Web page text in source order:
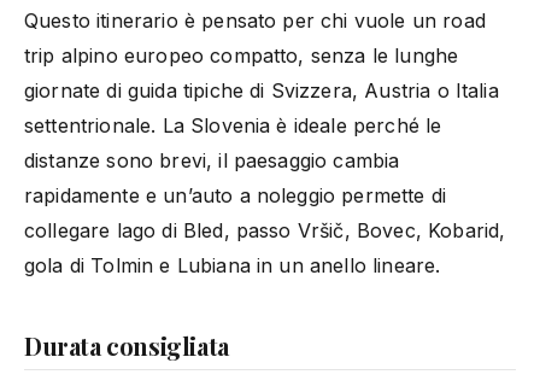
Questo itinerario è pensato per chi vuole un road
trip alpino europeo compatto, senza le lunghe
giornate di guida tipiche di Svizzera, Austria o Italia
settentrionale. La Slovenia è ideale perché le
distanze sono brevi, il paesaggio cambia
rapidamente e un’auto a noleggio permette di
collegare lago di Bled, passo Vršič, Bovec, Kobarid,
gola di Tolmin e Lubiana in un anello lineare.
Durata consigliata